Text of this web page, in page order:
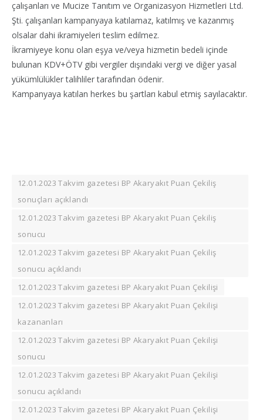
çalışanları ve Mucize Tanıtım ve Organizasyon Hizmetleri Ltd.
Şti. çalışanları kampanyaya katılamaz, katılmış ve kazanmış
olsalar dahi ikramiyeleri teslim edilmez.
İkramiyeye konu olan eşya ve/veya hizmetin bedeli içinde
bulunan KDV+ÖTV gibi vergiler dışındaki vergi ve diğer yasal
yükümlülükler talihliler tarafından ödenir.
Kampanyaya katılan herkes bu şartları kabul etmiş sayılacaktır.
12.01.2023 Takvim gazetesi BP Akaryakıt Puan Çekiliş
sonuçları açıklandı
12.01.2023 Takvim gazetesi BP Akaryakıt Puan Çekiliş
sonucu
12.01.2023 Takvim gazetesi BP Akaryakıt Puan Çekiliş
sonucu açıklandı
12.01.2023 Takvim gazetesi BP Akaryakıt Puan Çekilişi
12.01.2023 Takvim gazetesi BP Akaryakıt Puan Çekilişi
kazananları
12.01.2023 Takvim gazetesi BP Akaryakıt Puan Çekilişi
sonucu
12.01.2023 Takvim gazetesi BP Akaryakıt Puan Çekilişi
sonucu açıklandı
12.01.2023 Takvim gazetesi BP Akaryakıt Puan Çekilişi